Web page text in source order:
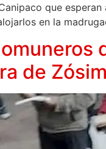
que
en la
de